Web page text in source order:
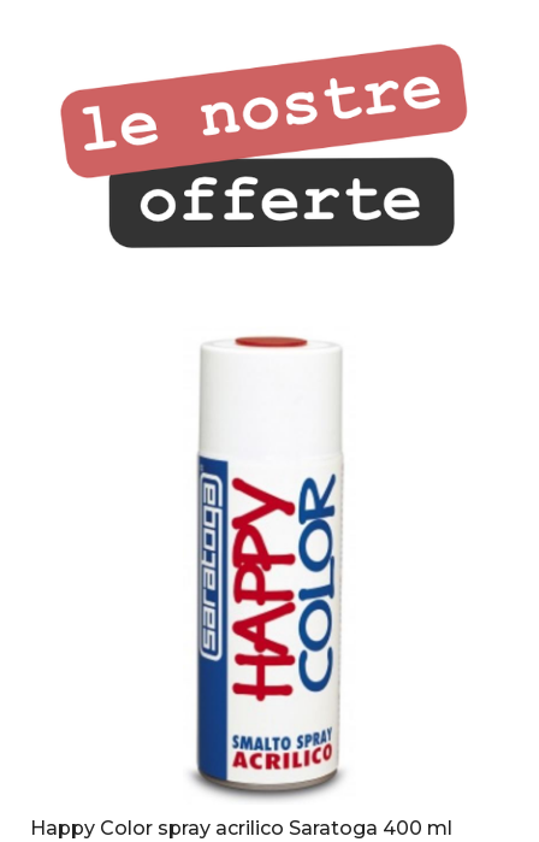
Happy Color spray acrilico Saratoga 400 ml